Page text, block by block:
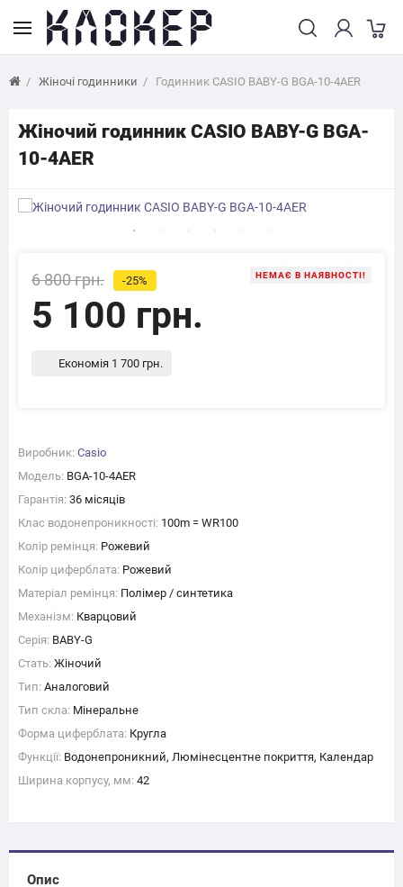
Жіночі годинники Годинник CASIO BABY-G BGA-10-4AER
Жіночий годинник CASIO BABY-G BGA-
10-4AER
6 800 грн. -25%
5 100 грн.
НЕМАЄ В НАЯВНОСТІ!
Економія 1 700 грн.
Виробник: Casio
Модель: BGA-10-4AER
Гарантія: 36 місяців
Клас водонепроникності: 100m = WR100
Колір ремінця: Рожевий
Колір циферблата: Рожевий
Матеріал ремінця: Полімер / синтетика
Механізм: Кварцовий
Серія: BABY-G
Стать: Жіночий
Тип: Аналоговий
Тип скла: Мінеральне
Форма циферблата: Кругла
Функції: Водонепроникний, Люмінесцентне покриття, Календар
Ширина корпусу, мм: 42
Опис